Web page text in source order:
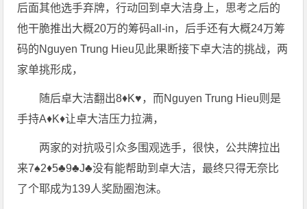
后面其他选手弃牌，行动回到卓大洁身上，思考之后的
他干脆推出大概20万的筹码all-in，后手还有大概24万筹
码的Nguyen Trung Hieu见此果断接下卓大洁的挑战，两
家单挑形成，
随后卓大洁翻出8♦️K♥️，而Nguyen Trung Hieu则是
手持A♦️K♦️让卓大洁压力拉满，
两家的对抗吸引众多围观选手，很快，公共牌拉出
来7♠️2♦️5♣️9♣️J♣️没有能帮助到卓大洁，最终只得无奈比
了个耶成为139人奖励圈泡沫。